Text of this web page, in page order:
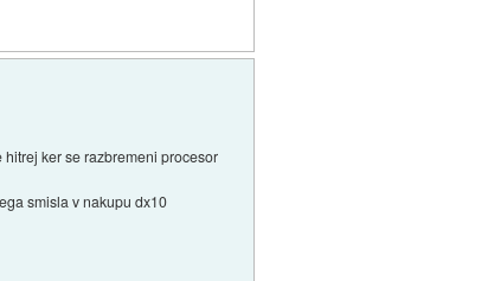
ker se razbremeni procesor
smisla v nakupu dx10